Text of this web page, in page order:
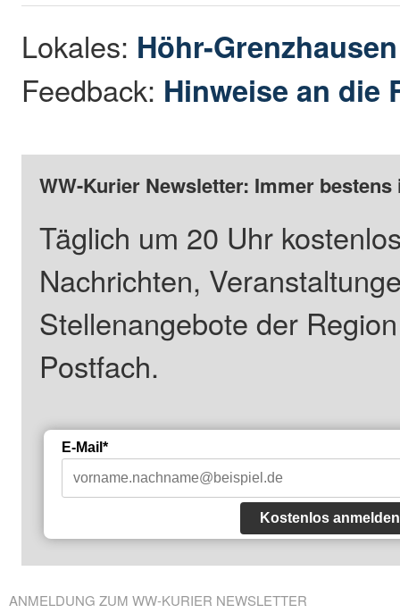
Lokales: Höhr-
Feedback: Hinweise an die
WW-Kurier Newsletter: Immer
Täglich um 20 Uhr
Nachrichten,
Stellenangebote der
Postfach.
E-Mail*
Kostenlos anmelden
ANMELDUNG ZUM WW-KURIER NEWSLETTER